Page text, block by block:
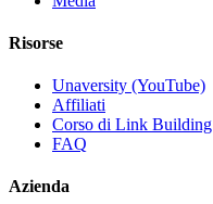
Risorse
Unaversity (YouTube)
Affiliati
Corso di Link Building
FAQ
Azienda